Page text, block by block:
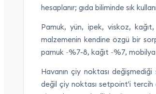
hesaplanır; gıda biliminde sık
Pamuk, yün, ipek, viskoz,
malzemenin kendine özgü bir
pamuk ~%7-8, kağıt ~%7,
Havanın çiy noktası
değil çiy noktası setpoint'i tercih